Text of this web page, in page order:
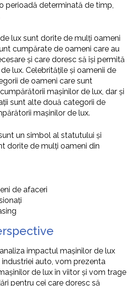
perioadă determinată de timp,
lux sunt dorite de mulți oameni
cumpărate de oameni care au
și care doresc să își permită
lux. Celebritățile și oamenii de
de oameni care sunt
mașinilor de lux, dar și
sunt alte două categorii de
mașinilor de lux.
un simbol al statutului și
dorite de mulți oameni din
de afaceri
impactul mașinilor de lux
auto, vom prezenta
de lux în viitor și vom trage
pentru cei care doresc să